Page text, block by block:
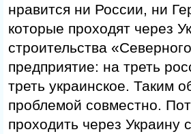
нравится ни России, ни
которые проходят через
строительства
предприятие: на треть
треть украинское. Таким
проблемой совместно.
проходить через Украину